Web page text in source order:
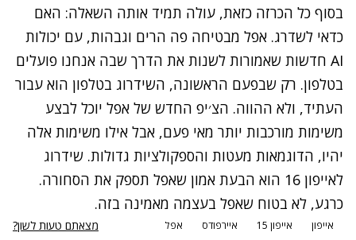
בסוף כל הכרזה כזאת, עולה תמיד אותה השאלה: האם
כדאי לשדרג. אפל מבטיחה פה הרים וגבהות, עם יכולות
AI חדשות שאמורות לשנות את הדרך שבה אנחנו פועלים
בטלפון. רק שבפעם הראשונה, השידרוג בטלפון הוא עבור
העתיד, ולא ההווה. הצ׳יפ החדש של אפל יוכל לבצע
משימות מורכבות יותר מאי פעם, אבל אילו משימות אלה
יהיו, הדוגמאות מעטות והספקולציות גדולות. שידרוג
לאייפון 16 הוא הבעת אמון שאפל תספק את הסחורה.
כרגע, לא בטוח שאפל בעצמה מאמינה בזה.
אייפון אייפון 15 איירפודס אפל מצאתם טעות לשון?